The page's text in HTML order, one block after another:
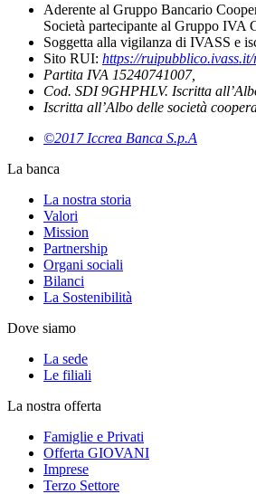
Aderente al Gruppo Bancario
Società partecipante al Gruppo IVA
Soggetta alla vigilanza di IVASS e
Sito RUI: https://
Partita IVA 15240741007,
Cod. SDI 9GHPHLV. Iscritta
Iscritta all’Albo delle società
©2017 Iccrea Banca S.p.A
La banca
La nostra storia
Valori
Mission
Partnership
Organi sociali
Bilanci
La Sostenibilità
Dove siamo
La sede
Le filiali
La nostra offerta
Famiglie e Privati
Offerta GIOVANI
Imprese
Terzo Settore